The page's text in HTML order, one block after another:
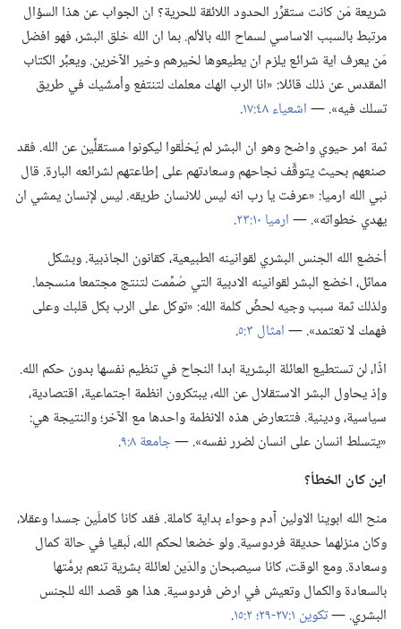
شريعة مَن كانت ستقرِّر الحدود اللائقة للحرية؟‏ ان الجواب عن هذا السؤال
مرتبط بالسبب الاساسي لسماح الله بالألم.‏ بما ان الله خلق البشر،‏ فهو افضل
مَن يعرف اية شرائع يلزم ان يطيعوها لخيرهم وخير الآخرين.‏ ويعبِّر الكتاب
المقدس عن ذلك قائلا:‏ «انا الرب الهك معلمك لتنتفع وأمشّيك في طريق
تسلك فيه».‏ —‏اشعياء ٤٨:‏١٧
‏.‏
ثمة امر حيوي واضح وهو ان البشر لم يُخلَقوا ليكونوا مستقلِّين عن الله.‏ فقد
صنعهم بحيث يتوقَّف نجاحهم وسعادتهم على إطاعتهم لشرائعه البارة.‏ قال
نبي الله ارميا:‏ «عرفت يا رب انه ليس للانسان طريقه.‏ ليس لإنسان يمشي ان
يهدي خطواته».‏ —‏ارميا ١٠:‏٢٣
‏.‏
أخضع الله الجنس البشري لقوانينه الطبيعية،‏ كقانون الجاذبية.‏ وبشكل
مماثل،‏ اخضع البشر لقوانينه الادبية التي صُمِّمت لتنتج مجتمعا منسجما.‏
ولذلك ثمة سبب وجيه لحضِّ كلمة الله:‏ «توكل على الرب بكل قلبك وعلى
فهمك لا تعتمد».‏ —‏امثال ٣:‏٥
‏.‏
اذًا،‏ لن تستطيع العائلة البشرية ابدا النجاح في تنظيم نفسها بدون حكم الله.‏
وإذ يحاول البشر الاستقلال عن الله،‏ يبتكرون انظمة اجتماعية،‏ اقتصادية،‏
سياسية،‏ ودينية.‏ فتتعارض هذه الانظمة واحدها مع الآخر؛‏ والنتيجة هي:‏
«يتسلط انسان على انسان لضرر نفسه».‏ —‏جامعة ٨:‏٩
‏.‏
اين كان الخطأ؟‏
منح الله ابوينا الاولين آدم وحواء بداية كاملة.‏ فقد كانا كاملَين جسدا وعقلا،‏
وكان منزلهما حديقة فردوسية.‏ ولو خضعا لحكم الله،‏ لَبقيا في حالة كمال
وسعادة.‏ ومع الوقت،‏ كانا سيصبحان والدَين لعائلة بشرية تنعم برمَّتها
بالسعادة والكمال وتعيش في ارض فردوسية.‏ هذا هو قصد الله للجنس
البشري.‏ —‏تكوين ١:‏٢٧-‏٢٩؛‏
‏.‏